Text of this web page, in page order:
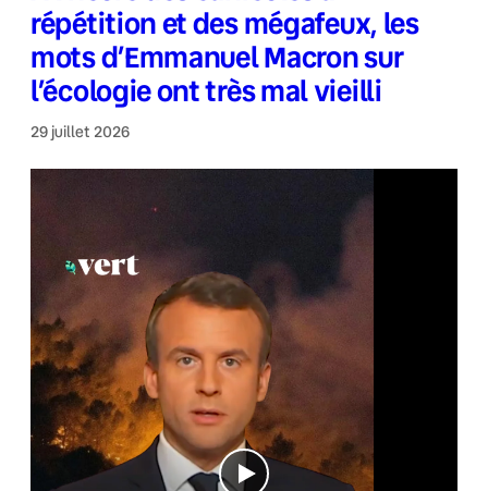
répétition et des mégafeux, les
mots d’Emmanuel Macron sur
l’écologie ont très mal vieilli
29 juillet 2026